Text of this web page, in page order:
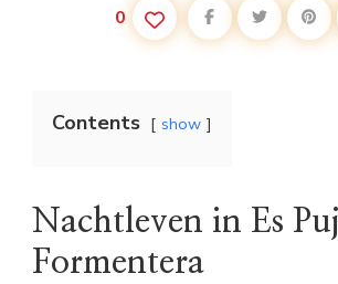
0
Contents show
Nachtleven in Es
Formentera